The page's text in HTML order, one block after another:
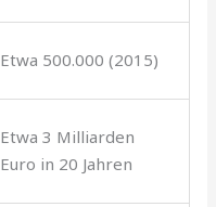
Etwa 500.000 (2015)
Etwa 3 Milliarden
Euro in 20 Jahren